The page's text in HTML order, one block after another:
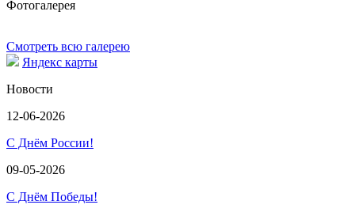
Фотогалерея
Смотреть всю галерею
Яндекс карты
Новости
12-06-2026
С Днём России!
09-05-2026
С Днём Победы!